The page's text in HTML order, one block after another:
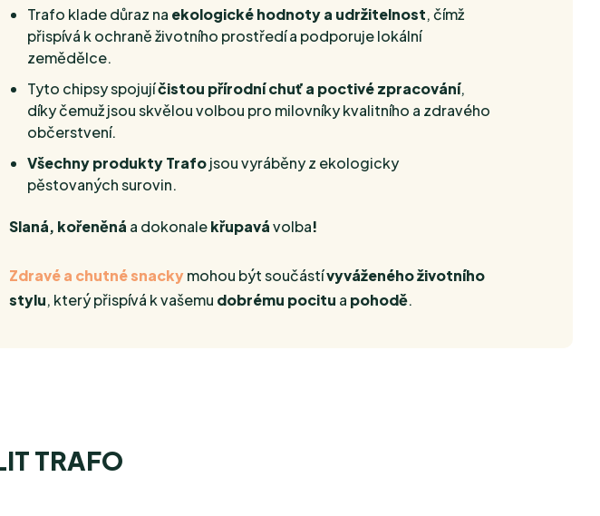
Trafo klade důraz na ekologické hodnoty a udržitelnost, čímž
přispívá k ochraně životního prostředí a podporuje lokální
zemědělce.
Tyto chipsy spojujíčistou přírodní chuť a poctivé zpracování,
díky čemuž jsou skvělou volbou pro milovníky kvalitního a zdravého
občerstvení.
Všechny produkty Trafojsou vyráběny z ekologicky
pěstovaných surovin.
Slaná, kořeněná a dokonalekřupavávolba!
Zdravéa chutné snackymohou být součástívyváženého životního
stylu, který přispívá k vašemu dobrému pocitu a pohodě.
TRAFO